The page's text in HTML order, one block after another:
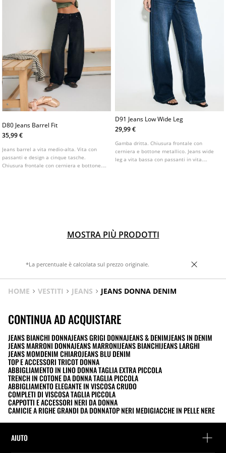
D80 Jeans Barrel Fit
35,99 €
Jeans barrel a vita medio-alta. Vita con
passanti e design a cinque tasche.
Chiusura frontale con cerniera e bottone.
D91 Jeans Low Wide Leg
29,99 €
Gamba dritta. Chiusura frontale con
cerniera e bottone metallico. Jeans wide
leg a vita bassa con passanti in vita.
MOSTRA PIÙ PRODOTTI
*La percentuale è calcolata sul prezzo originale.
HOME VESTITI JEANS JEANS DONNA DENIM
CONTINUA AD ACQUISTARE
JEANS BIANCHI DONNAJEANS GRIGI DONNAJEANS & DENIMJEANS IN DENIM
JEANS MARRONI DONNAJEANS MARRONIJEANS BIANCHIJEANS LARGHI
JEANS MOMDENIM CHIAROJEANS BLU DENIM
TOP E ACCESSORI TRICOT DONNA
ABBIGLIAMENTO IN LINO DONNA TAGLIA EXTRA PICCOLA
TRENCH IN COTONE DA DONNA TAGLIA PICCOLA
ABBIGLIAMENTO ELEGANTE IN VISCOSA CRUDO
COMPLETI DI VISCOSA TAGLIA PICCOLA
CAPPOTTI E ACCESSORI NERI DA DONNA
CAMICIE A RIGHE GRANDI DA DONNATOP NERI MEDIGIACCHE IN PELLE NERE
AIUTO